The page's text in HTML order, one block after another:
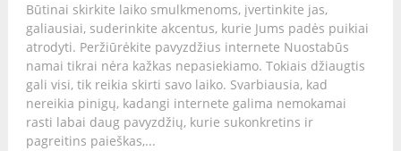
Būtinai skirkite laiko smulkmenoms, įvertinkite jas,
galiausiai, suderinkite akcentus, kurie Jums padės puikiai
atrodyti. Peržiūrėkite pavyzdžius internete Nuostabūs
namai tikrai nėra kažkas nepasiekiamo. Tokiais džiaugtis
gali visi, tik reikia skirti savo laiko. Svarbiausia, kad
nereikia pinigų, kadangi internete galima nemokamai
rasti labai daug pavyzdžių, kurie sukonkretins ir
pagreitins paieškas,...